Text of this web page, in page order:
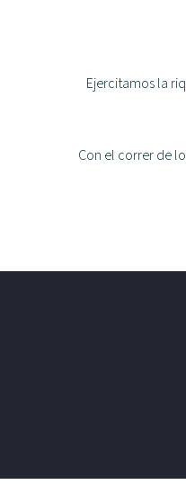
Ejercitamos la
Con el correr de